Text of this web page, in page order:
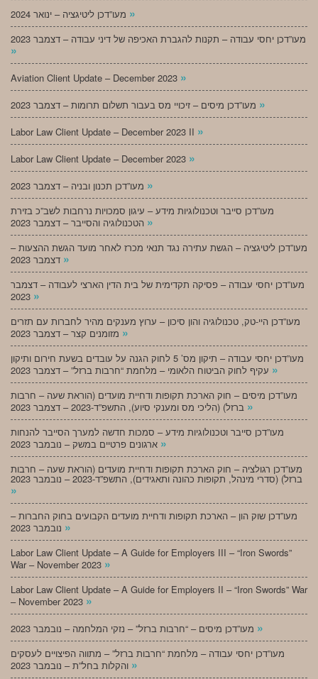
»
מעו”דכן יחסי עבודה – תקנות להגברת האכיפה של דיני עבודה – דצמבר 2023
»
Aviation Client Update – December 2023 »
»
Labor Law Client Update – December 2023 II »
Labor Law Client Update – December 2023 »
»
מעו”דכן סייבר וטכנולוגיות מידע – עיגון סמכויות נרחבות לשב”כ בזירת
»
מעו”דכן ליטיגציה – הגשת עתירה נגד תנאי מכרז לאחר מועד הגשת ההצעות –
»
מעו”דכן יחסי עבודה – פסיקה תקדימית של בית הדין הארצי לעבודה – דצמבר
»
מעו”דכן היי-טק, טכנולוגיה והון סיכון – ערוץ מענקים מהיר לחברות עם תזרים
»
מעו”דכן יחסי עבודה – תיקון מס’ 5 לחוק הגנה על עובדים בשעת חירום ותיקון
»
מעו”דכן מיסים – חוק הארכת תקופות ודחיית מועדים (הוראת שעה – חרבות
»
מעו”דכן סייבר וטכנולוגיות מידע – סמכות חדשה למערך הסייבר להנחות
»
מעו”דכן רגולציה – חוק הארכת תקופות ודחיית מועדים (הוראת שעה – חרבות
ברזל) (סדרי מינהל, תקופות כהונה ותאגידים), התשפ”ד-2023 – נובמבר 2023
»
מעו”דכן שוק הון – הארכת תקופות ודחיית מועדים הקבועים בחוק החברות –
»
Labor Law Client Update – A Guide for Employers III – “Iron Swords”
War – November 2023 »
Labor Law Client Update – A Guide for Employers II – “Iron Swords” War
– November 2023 »
»
מעו”דכן יחסי עבודה – מלחמת “חרבות ברזל” – מתווה הפיצויים לעסקים
»